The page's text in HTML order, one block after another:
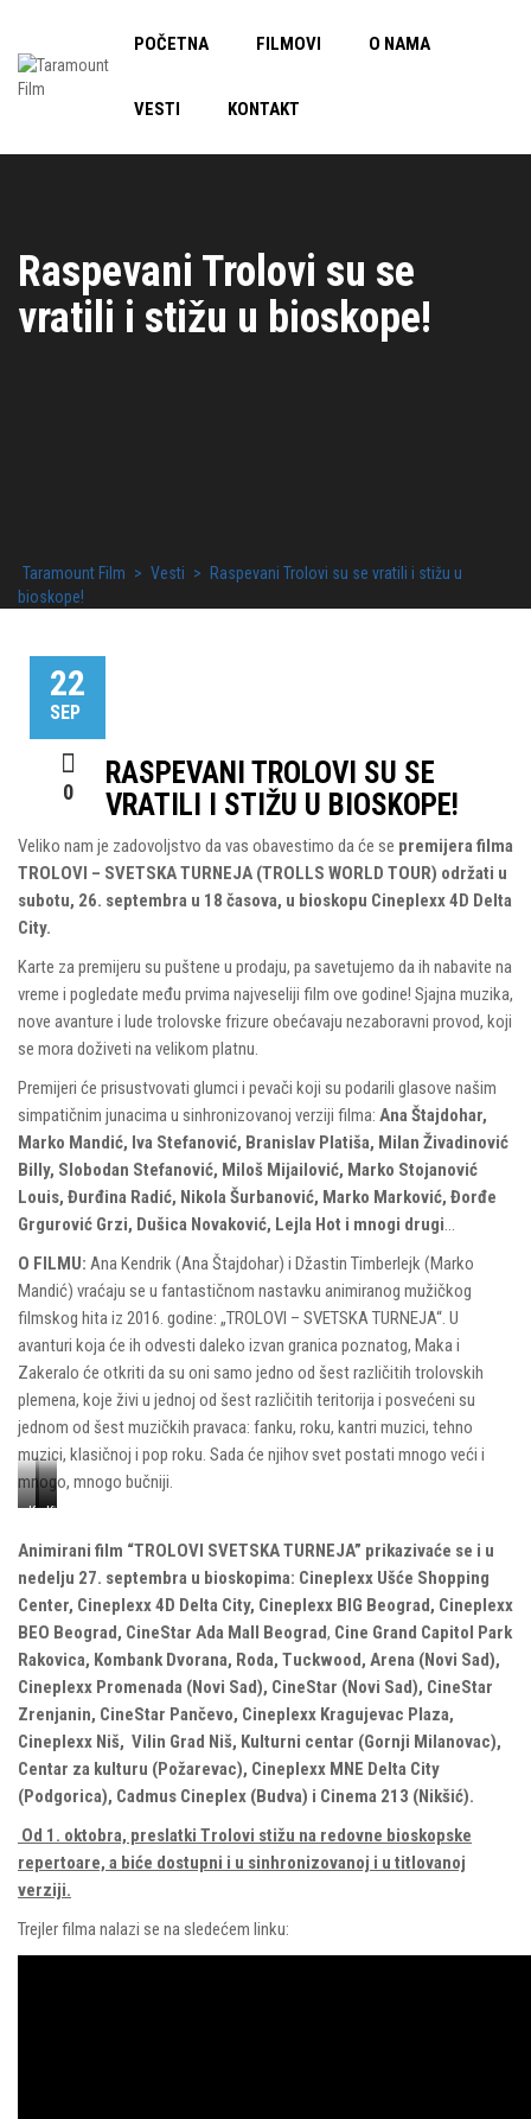
POČETNA FILMOVI O NAMA
VESTI KONTAKT
Raspevani Trolovi su se
vratili i stižu u bioskope!
Taramount Film > Vesti >
Raspevani Trolovi su se vratili i stižu u
bioskope!
22
SEP
0
RASPEVANI TROLOVI SU SE
VRATILI I STIŽU U BIOSKOPE!
Veliko nam je zadovoljstvo da vas obavestimo da će se premijera filma
TROLOVI – SVETSKA TURNEJA (TROLLS WORLD TOUR) održati u
subotu, 26. septembra u 18 časova, u bioskopu Cineplexx 4D Delta
City.
Karte za premijeru su puštene u prodaju, pa savetujemo da ih nabavite na
vreme i pogledate među prvima najveseliji film ove godine! Sjajna muzika,
nove avanture i lude trolovske frizure obećavaju nezaboravni provod, koji
se mora doživeti na velikom platnu.
Premijeri će prisustvovati glumci i pevači koji su podarili glasove našim
simpatičnim junacima u sinhronizovanoj verziji filma: Ana Štajdohar,
Marko Mandić, Iva Stefanović, Branislav Platiša, Milan Živadinović
Billy, Slobodan Stefanović, Miloš Mijailović, Marko Stojanović
Louis, Đurđina Radić, Nikola Šurbanović, Marko Marković, Đorđe
Grgurović Grzi, Dušica Novaković, Lejla Hot i mnogi drugi…
O FILMU: Ana Kendrik (Ana Štajdohar) i Džastin Timberlejk (Marko
Mandić) vraćaju se u fantastičnom nastavku animiranog mužičkog
filmskog hita iz 2016. godine: „TROLOVI – SVETSKA TURNEJA“. U
avanturi koja će ih odvesti daleko izvan granica poznatog, Maka i
Zakeralo će otkriti da su oni samo jedno od šest različitih trolovskih
plemena, koje živi u jednoj od šest različitih teritorija i posvećeni su
jednom od šest muzičkih pravaca: fanku, roku, kantri muzici, tehno
muzici, klasičnoj i pop roku. Sada će njihov svet postati mnogo veći i
mnogo, mnogo bučniji.
Kraljica
Mini
Kristalko
Animirani film “TROLOVI SVETSKA TURNEJA” prikazivaće se i u
nedelju 27. septembra u bioskopima: Cineplexx Ušće Shopping
Center, Cineplexx 4D Delta City, Cineplexx BIG Beograd, Cineplexx
BEO Beograd, CineStar Ada Mall Beograd, Cine Grand Capitol Park
Rakovica, Kombank Dvorana, Roda, Tuckwood, Arena (Novi Sad),
Cineplexx Promenada (Novi Sad), CineStar (Novi Sad), CineStar
Zrenjanin, CineStar Pančevo, Cineplexx Kragujevac Plaza,
Cineplexx Niš, Vilin Grad Niš, Kulturni centar (Gornji Milanovac),
Centar za kulturu (Požarevac), Cineplexx MNE Delta City
(Podgorica), Cadmus Cineplex (Budva) i Cinema 213 (Nikšić).
Od 1. oktobra, preslatki Trolovi stižu na redovne bioskopske
repertoare, a biće dostupni i u sinhronizovanoj i u titlovanoj
verziji.
Trejler filma nalazi se na sledećem linku: